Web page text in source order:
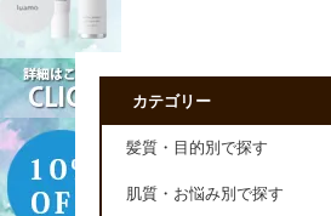
カテゴリー
髪質・目的別で探す
肌質・お悩み別で探す